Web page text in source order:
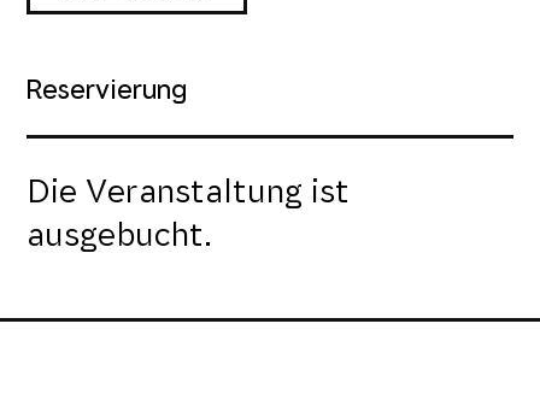
Reservierung
Die Veranstaltung ist
ausgebucht.